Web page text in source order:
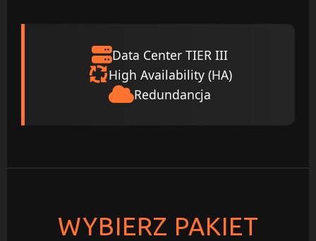
Data Center TIER III
High Availability (HA)
Redundancja
WYBIERZ PAKIET